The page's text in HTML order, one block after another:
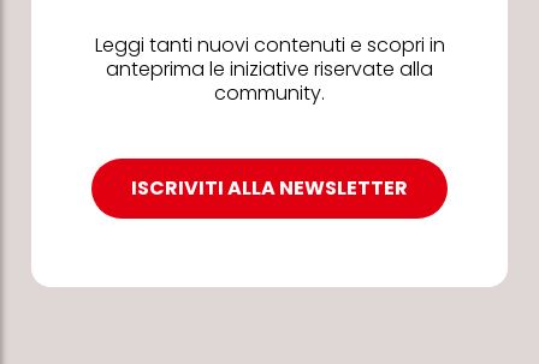
Leggi tanti nuovi contenuti e scopri in
anteprima le iniziative riservate alla
community.
ISCRIVITI ALLA NEWSLETTER